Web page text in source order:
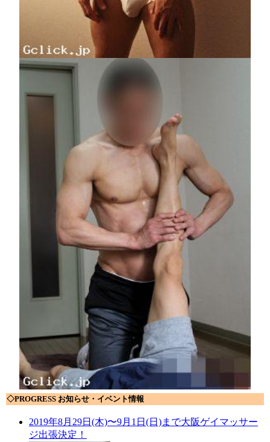
◇PROGRESS お知らせ・イベント情報
2019年8月29日(木)〜9月1日(日)まで大阪ゲイマッサー
ジ出張決定！